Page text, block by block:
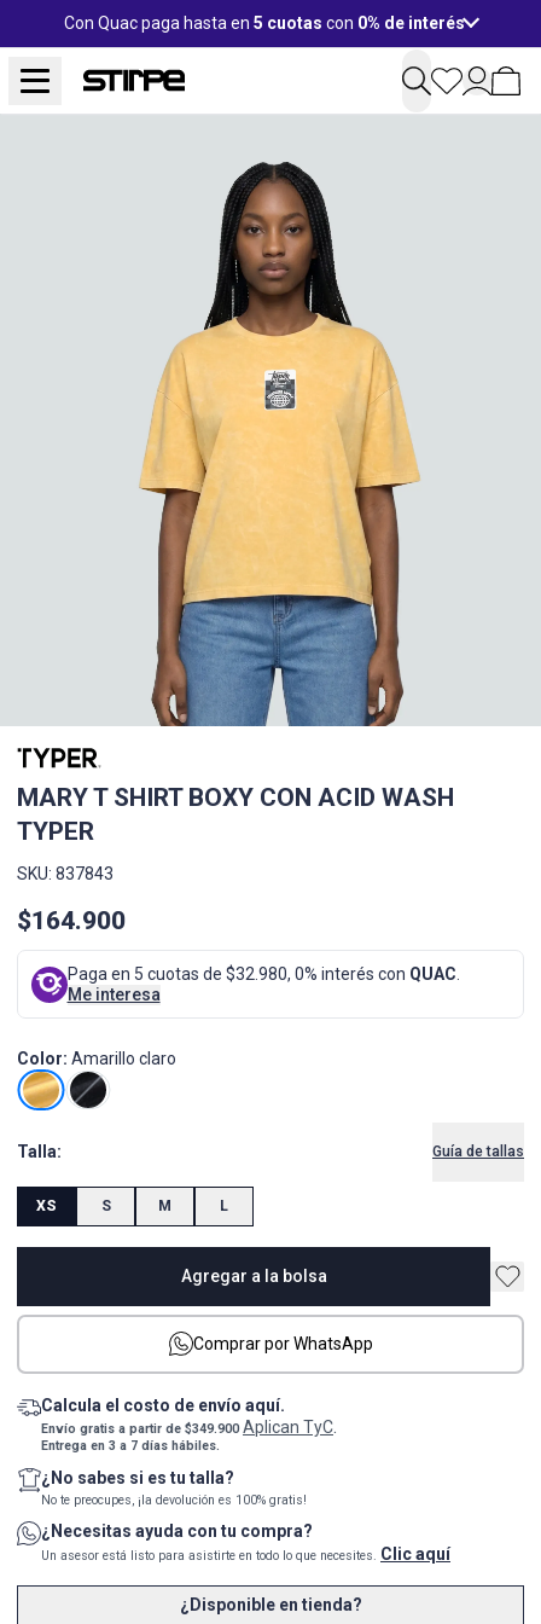
Con Quac paga hasta en 5 cuotas con 0% de interés
MARY T SHIRT BOXY CON ACID WASH
TYPER
SKU: 837843
$164.900
Paga en 5 cuotas de $32.980, 0% interés con QUAC
Me interesa
Color: Amarillo claro
Talla: Guía de tallas
XS S M L
Agregar a la bolsa
Comprar por WhatsApp
Calcula el costo de envío aquí.
Envío gratis a partir de $349.900Aplican TyC.
Entrega en 3 a 7 días hábiles.
¿No sabes si es tu talla?
No te preocupes, ¡la devolución es 100% gratis!
¿Necesitas ayuda con tu compra?
Un asesor está listo para asistirte en todo lo que necesites. Clic aquí
¿Disponible en tienda?